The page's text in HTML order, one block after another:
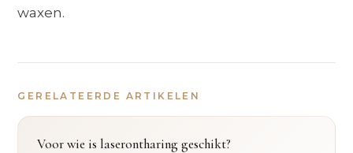
waxen.
GERELATEERDE ARTIKELEN
Voor wie is laserontharing geschikt?